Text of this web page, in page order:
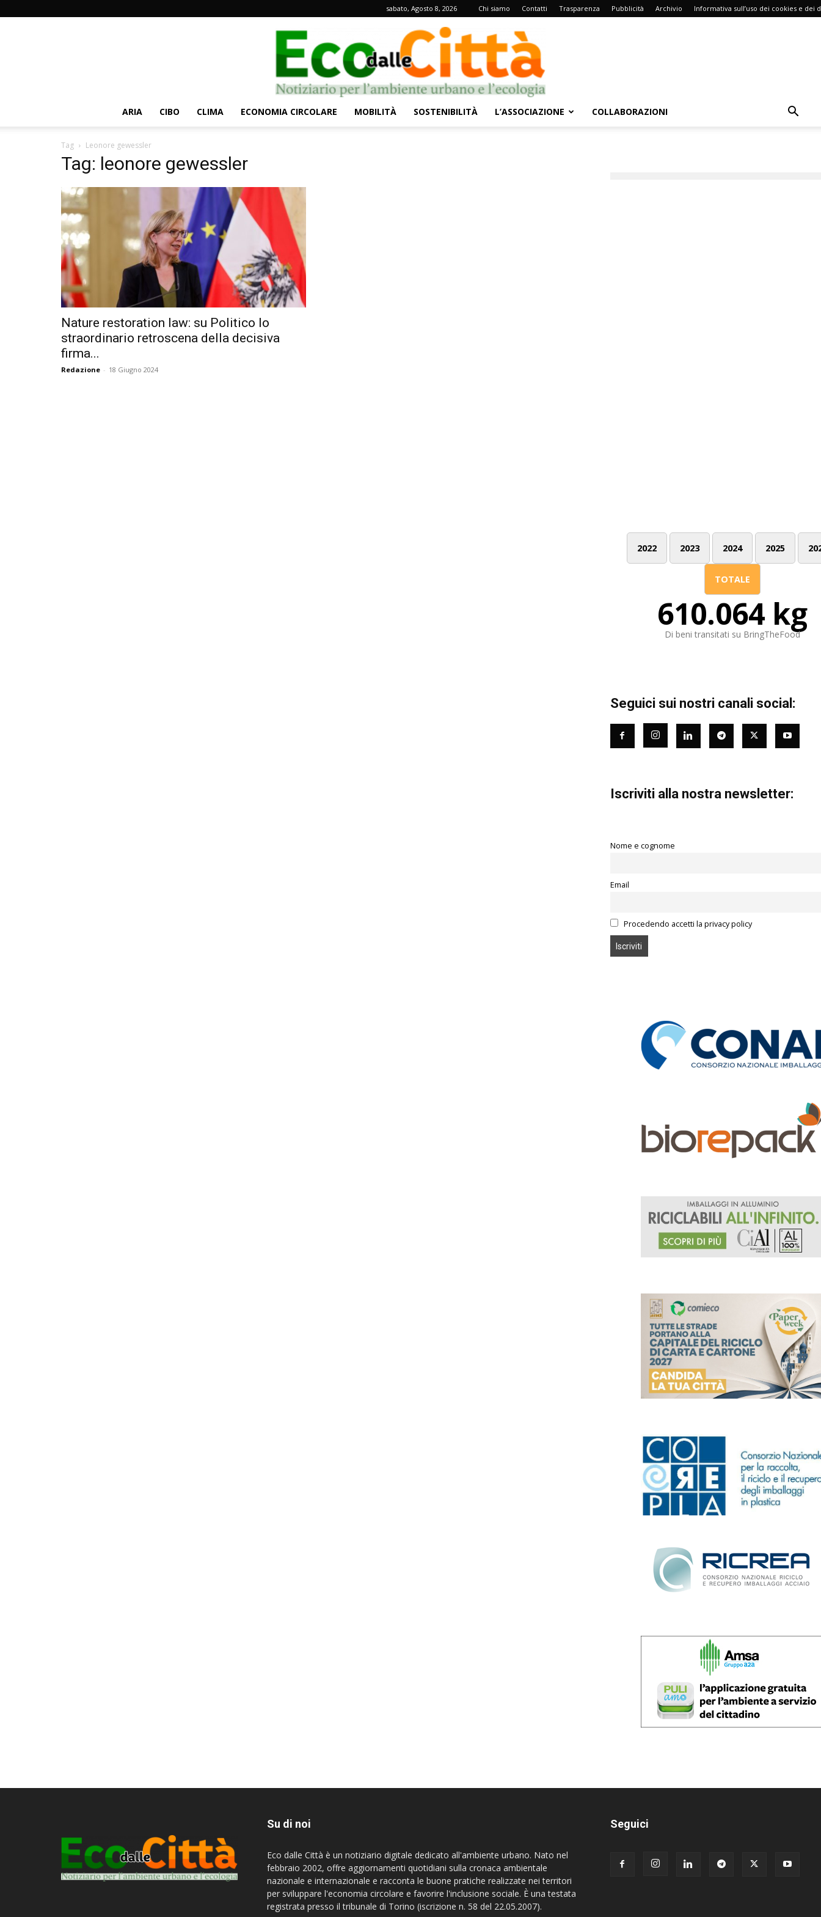
sabato, Agosto 8, 2026 Chi siamo Contatti Trasparenza Pubblicità Archivio Informativa sull’uso dei cookies e dei
ARIA CIBO CLIMA ECONOMIA CIRCOLARE MOBILITÀ SOSTENIBILITÀ L’ASSOCIAZIONE COLLABORAZIONI
Tag Leonore gewessler
Tag: leonore gewessler
Nature restoration law: su Politico lo
straordinario retroscena della decisiva
firma...
Redazione - 18 Giugno 2024
2022 2023 2024 2025
TOTALE
610.064 kg
Di beni transitati su BringTheFood
Seguici sui nostri canali social:
Iscriviti alla nostra newsletter:
Nome e cognome
Email
Procedendo accetti la privacy policy
Su di noi
Eco dalle Città è un notiziario digitale dedicato all'ambiente urbano. Nato nel
febbraio 2002, offre aggiornamenti quotidiani sulla cronaca ambientale
nazionale e internazionale e racconta le buone pratiche realizzate nei territori
per sviluppare l'economia circolare e favorire l'inclusione sociale. È una testata
registrata presso il tribunale di Torino (iscrizione n. 58 del 22.05.2007).
Seguici